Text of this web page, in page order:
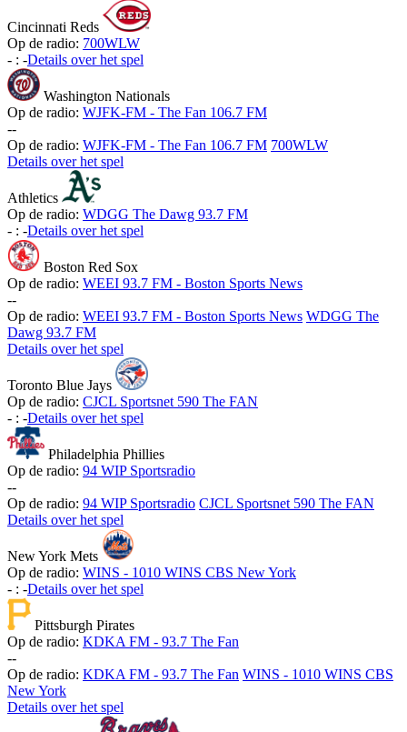
Cincinnati Reds
Op de radio: 700WLW
- : -Details over het spel
Washington Nationals
Op de radio: WJFK-FM - The Fan 106.7 FM
--
Op de radio: WJFK-FM - The Fan 106.7 FM 700WLW
Details over het spel
Athletics
Op de radio: WDGG The Dawg 93.7 FM
- : -Details over het spel
Boston Red Sox
Op de radio: WEEI 93.7 FM - Boston Sports News
--
Op de radio: WEEI 93.7 FM - Boston Sports News WDGG The
Dawg 93.7 FM
Details over het spel
Toronto Blue Jays
Op de radio: CJCL Sportsnet 590 The FAN
- : -Details over het spel
Philadelphia Phillies
Op de radio: 94 WIP Sportsradio
--
Op de radio: 94 WIP Sportsradio CJCL Sportsnet 590 The FAN
Details over het spel
New York Mets
Op de radio: WINS - 1010 WINS CBS New York
- : -Details over het spel
Pittsburgh Pirates
Op de radio: KDKA FM - 93.7 The Fan
--
Op de radio: KDKA FM - 93.7 The Fan WINS - 1010 WINS CBS
New York
Details over het spel